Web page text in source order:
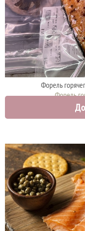
Форель
Форель